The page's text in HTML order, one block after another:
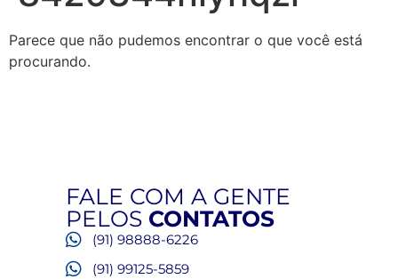
Parece que não pudemos encontrar o que você está
procurando.
FALE COM A GENTE
PELOS CONTATOS
(91) 98888-6226
(91) 99125-5859